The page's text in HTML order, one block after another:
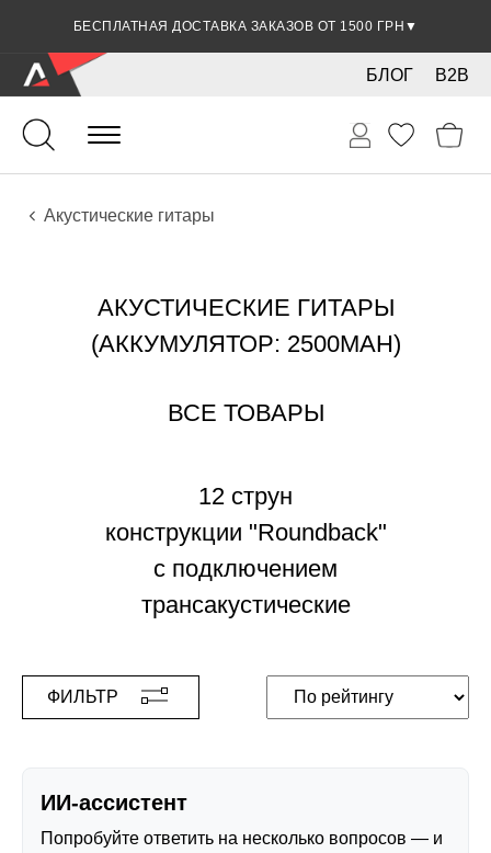
БЕСПЛАТНАЯ ДОСТАВКА ЗАКАЗОВ ОТ 1500 ГРН ▼
B2B
БЛОГ
Гитары
Акустические инструменты
Инструменты
Акустические гитары
АКУСТИЧЕСКИЕ ГИТАРЫ
(АККУМУЛЯТОР: 2500MAH)
ВСЕ ТОВАРЫ
12 струн
конструкции "Roundback"
с подключением
трансакустические
ФИЛЬТР
ИИ-ассистент
Попробуйте ответить на несколько вопросов — и